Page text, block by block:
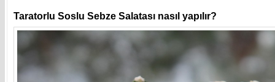
Taratorlu Soslu Sebze Salatası nasıl yapılır?